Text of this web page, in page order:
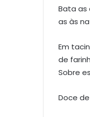
Bata as
as às
Em
de
Sobre
Doce